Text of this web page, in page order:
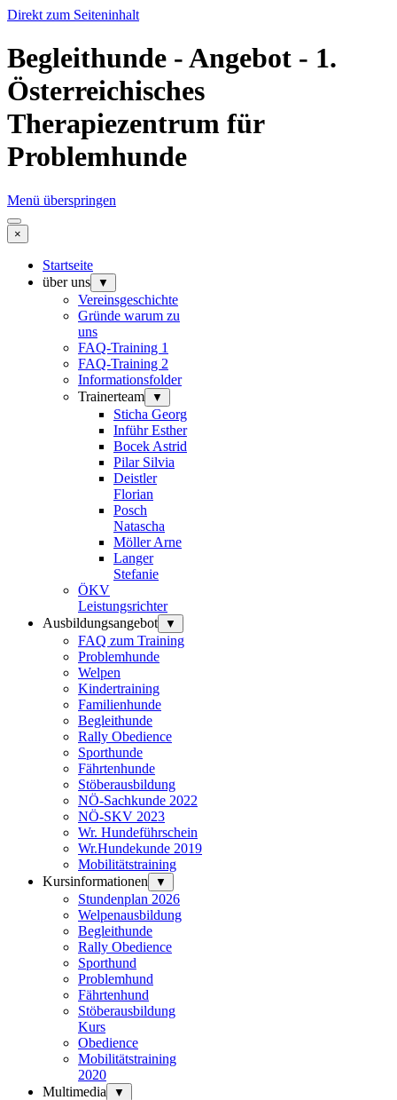
Direkt zum Seiteninhalt
Begleithunde - Angebot - 1.
Österreichisches
Therapiezentrum für
Problemhunde
Menü überspringen
×
Startseite
über uns
▼
Vereinsgeschichte
Gründe warum zu
uns
FAQ-Training 1
FAQ-Training 2
Informationsfolder
Trainerteam
▼
Sticha Georg
Inführ Esther
Bocek Astrid
Pilar Silvia
Deistler
Florian
Posch
Natascha
Möller Arne
Langer
Stefanie
ÖKV
Leistungsrichter
Ausbildungsangebot
▼
FAQ zum Training
Problemhunde
Welpen
Kindertraining
Familienhunde
Begleithunde
Rally Obedience
Sporthunde
Fährtenhunde
Stöberausbildung
NÖ-Sachkunde 2022
NÖ-SKV 2023
Wr. Hundeführschein
Wr.Hundekunde 2019
Mobilitätstraining
Kursinformationen
▼
Stundenplan 2026
Welpenausbildung
Begleithunde
Rally Obedience
Sporthund
Problemhund
Fährtenhund
Stöberausbildung
Kurs
Obedience
Mobilitätstraining
2020
Multimedia
▼